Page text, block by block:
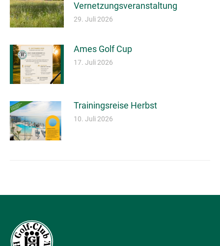
Vernetzungsveranstaltung
29. Juli 2026
Ames Golf Cup
17. Juli 2026
Trainingsreise Herbst
10. Juli 2026